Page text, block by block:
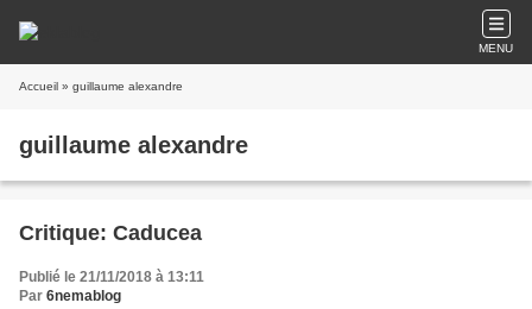
MENU
Accueil » guillaume alexandre
guillaume alexandre
Critique: Caducea
Publié le 21/11/2018 à 13:11
Par 6nemablog